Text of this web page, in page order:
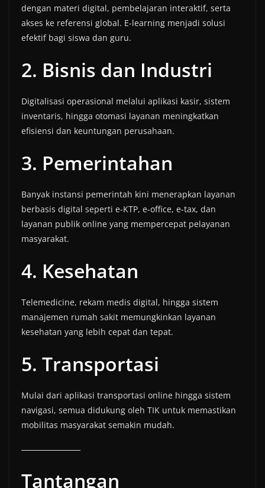
dengan materi digital, pembelajaran interaktif, serta
akses ke referensi global. E-learning menjadi solusi
efektif bagi siswa dan guru.
2. Bisnis dan Industri
Digitalisasi operasional melalui aplikasi kasir, sistem
inventaris, hingga otomasi layanan meningkatkan
efisiensi dan keuntungan perusahaan.
3. Pemerintahan
Banyak instansi pemerintah kini menerapkan layanan
berbasis digital seperti e-KTP, e-office, e-tax, dan
layanan publik online yang mempercepat pelayanan
masyarakat.
4. Kesehatan
Telemedicine, rekam medis digital, hingga sistem
manajemen rumah sakit memungkinkan layanan
kesehatan yang lebih cepat dan tepat.
5. Transportasi
Mulai dari aplikasi transportasi online hingga sistem
navigasi, semua didukung oleh TIK untuk memastikan
mobilitas masyarakat semakin mudah.
Tantangan